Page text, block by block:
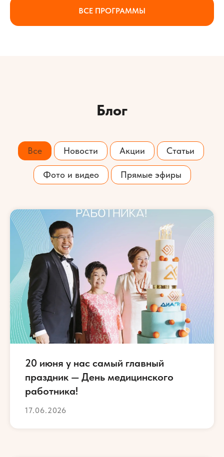
ВСЕ ПРОГРАММЫ
Блог
Все Новости Акции Статьи
Фото и видео Прямые эфиры
20 июня у нас самый главный
праздник — День медицинского
работника!
17.06.2026